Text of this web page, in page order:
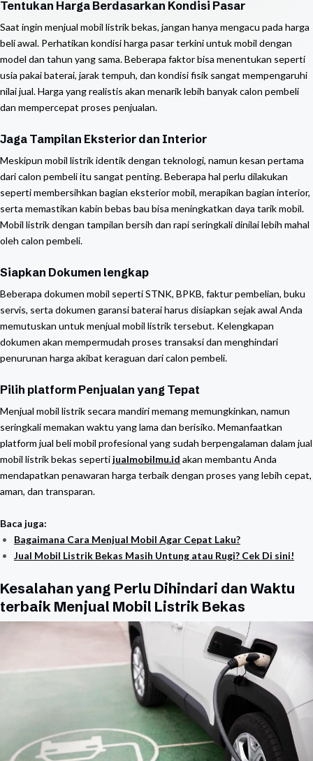
Tentukan Harga Berdasarkan Kondisi Pasar
Saat ingin menjual mobil listrik bekas, jangan hanya mengacu pada harga
beli awal. Perhatikan kondisi harga pasar terkini untuk mobil dengan
model dan tahun yang sama. Beberapa faktor bisa menentukan seperti
usia pakai baterai, jarak tempuh, dan kondisi fisik sangat mempengaruhi
nilai jual. Harga yang realistis akan menarik lebih banyak calon pembeli
dan mempercepat proses penjualan.
Jaga Tampilan Eksterior dan Interior
Meskipun mobil listrik identik dengan teknologi, namun kesan pertama
dari calon pembeli itu sangat penting. Beberapa hal perlu dilakukan
seperti membersihkan bagian eksterior mobil, merapikan bagian interior,
serta memastikan kabin bebas bau bisa meningkatkan daya tarik mobil.
Mobil listrik dengan tampilan bersih dan rapi seringkali dinilai lebih mahal
oleh calon pembeli.
Siapkan Dokumen lengkap
Beberapa dokumen mobil seperti STNK, BPKB, faktur pembelian, buku
servis, serta dokumen garansi baterai harus disiapkan sejak awal Anda
memutuskan untuk menjual mobil listrik tersebut. Kelengkapan
dokumen akan mempermudah proses transaksi dan menghindari
penurunan harga akibat keraguan dari calon pembeli.
Pilih platform Penjualan yang Tepat
Menjual mobil listrik secara mandiri memang memungkinkan, namun
seringkali memakan waktu yang lama dan berisiko. Memanfaatkan
platform jual beli mobil profesional yang sudah berpengalaman dalam jual
mobil listrik bekas seperti jualmobilmu.id akan membantu Anda
mendapatkan penawaran harga terbaik dengan proses yang lebih cepat,
aman, dan transparan.
Baca juga:
Bagaimana Cara Menjual Mobil Agar Cepat Laku?
Jual Mobil Listrik Bekas Masih Untung atau Rugi? Cek Di sini!
Kesalahan yang Perlu Dihindari dan Waktu
terbaik Menjual Mobil Listrik Bekas